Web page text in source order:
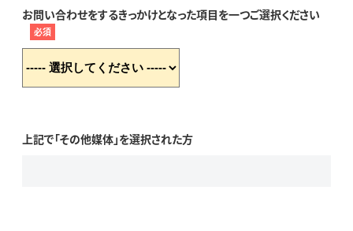
お問い合わせをするきっかけとなった項目を一つご選択ください
必須
上記で「その他媒体」を選択された方